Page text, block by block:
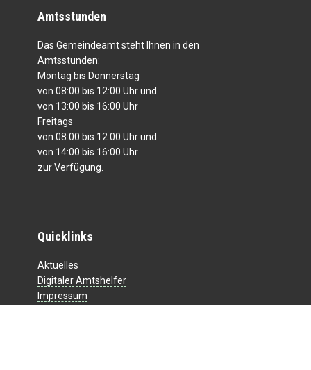
Amtsstunden
Das Gemeindeamt steht Ihnen in den
Amtsstunden:
Montag bis Donnerstag
von 08:00 bis 12:00 Uhr und
von 13:00 bis 16:00 Uhr
Freitags
von 08:00 bis 12:00 Uhr und
von 14:00 bis 16:00 Uhr
zur Verfügung.
Quicklinks
Aktuelles
Digitaler Amtshelfer
Impressum